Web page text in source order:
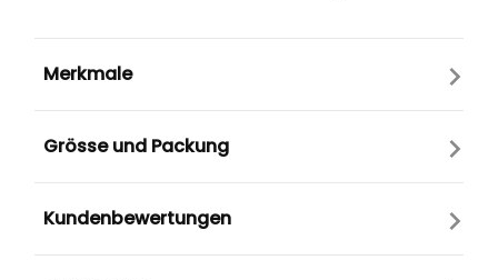
Merkmale
Grösse und Packung
Kundenbewertungen